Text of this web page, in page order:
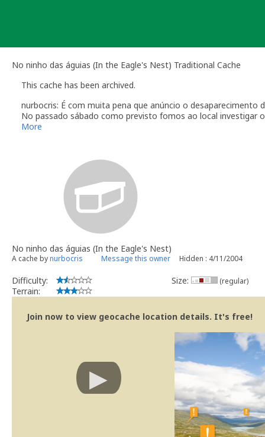
No ninho das águias (In the Eagle's Nest) Traditional Cache
This cache has been archived.
nurbocris: É com muita pena que anúncio o desaparecimento
No passado sábado como previsto fomos ao local investigar
conseguimos encontrar nenhum rasto da mesma.
A ideia de aproveitar este local e a região circundante para
povoar este local com um novo tesouro.
Fica aqui o meu muito obrigado a todos os que fizeram
Um abraço e continuação de boas caçadas.
More
No ninho das águias (In the Eagle's Nest)
A cache bynurbocris Message this owner Hidden : 4/11/2004
Difficulty:
Terrain:
Size: (regular)
Join now to view geocache location details. It's free!